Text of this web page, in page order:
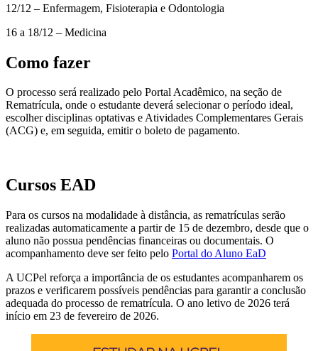
12/12 – Enfermagem, Fisioterapia e Odontologia
16 a 18/12 – Medicina
Como fazer
O processo será realizado pelo Portal Acadêmico, na seção de
Rematrícula, onde o estudante deverá selecionar o período ideal,
escolher disciplinas optativas e Atividades Complementares Gerais
(ACG) e, em seguida, emitir o boleto de pagamento.
Cursos EAD
Para os cursos na modalidade à distância, as rematrículas serão
realizadas automaticamente a partir de 15 de dezembro, desde que o
aluno não possua pendências financeiras ou documentais. O
acompanhamento deve ser feito pelo Portal do Aluno EaD
A UCPel reforça a importância de os estudantes acompanharem os
prazos e verificarem possíveis pendências para garantir a conclusão
adequada do processo de rematrícula. O ano letivo de 2026 terá
início em 23 de fevereiro de 2026.